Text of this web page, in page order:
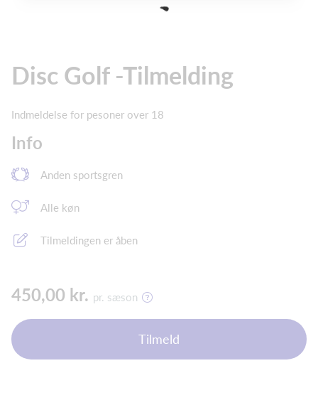
Disc Golf -Tilmelding
Indmeldelse for pesoner over 18
Info
Anden sportsgren
Alle køn
Tilmeldingen er åben
450,00 kr. pr. sæson
Tilmeld